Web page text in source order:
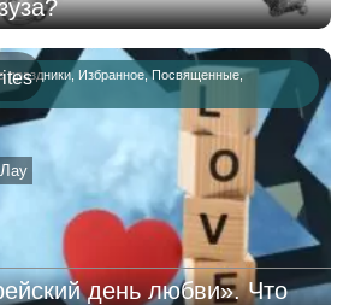
праздники, Избранное,Посвященные,
день любви». Что